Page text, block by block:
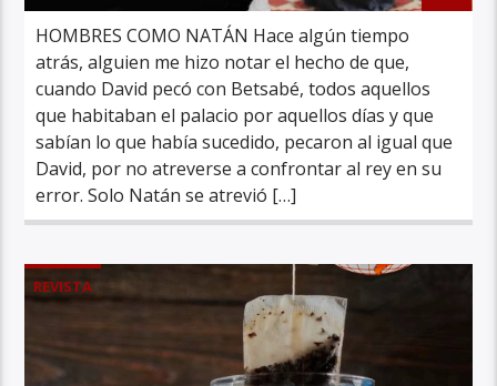
HOMBRES COMO NATÁN Hace algún tiempo
atrás, alguien me hizo notar el hecho de que,
cuando David pecó con Betsabé, todos aquellos
que habitaban el palacio por aquellos días y que
sabían lo que había sucedido, pecaron al igual que
David, por no atreverse a confrontar al rey en su
error. Solo Natán se atrevió […]
REVISTA